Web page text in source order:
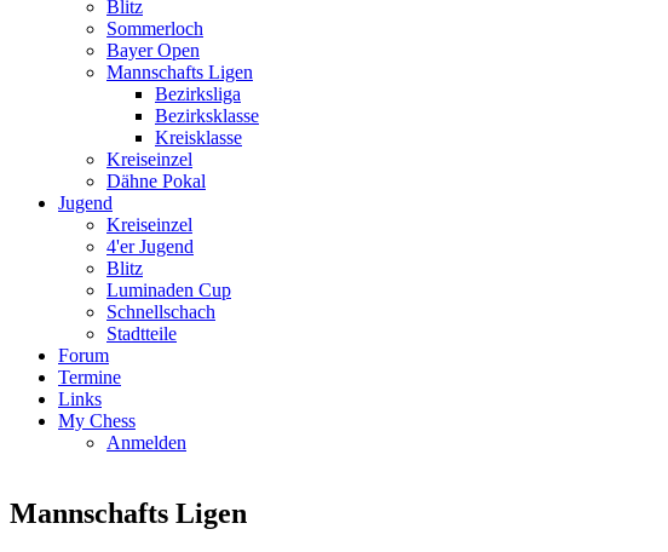
Blitz
Sommerloch
Bayer Open
Mannschafts Ligen
Bezirksliga
Bezirksklasse
Kreisklasse
Kreiseinzel
Dähne Pokal
Jugend
Kreiseinzel
4'er Jugend
Blitz
Luminaden Cup
Schnellschach
Stadtteile
Forum
Termine
Links
My Chess
Anmelden
Mannschafts Ligen